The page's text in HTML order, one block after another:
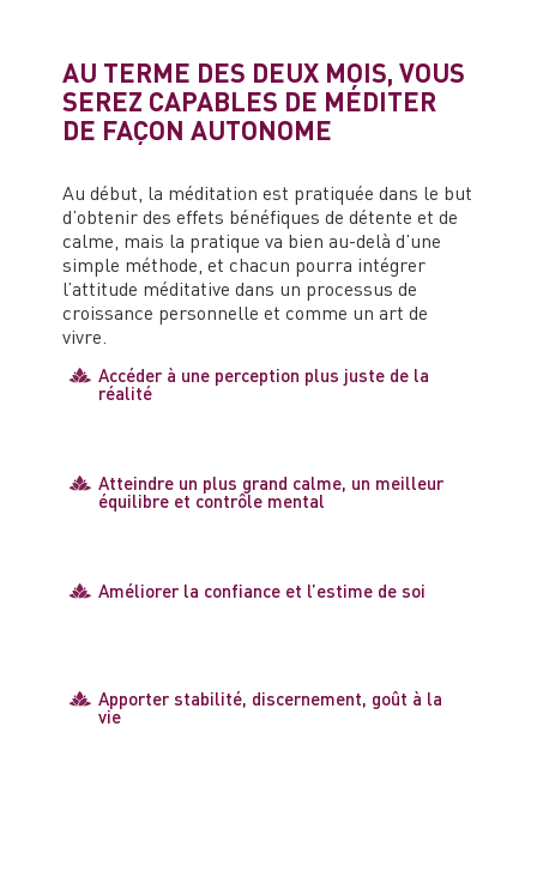
AU TERME DES DEUX MOIS, VOUS
SEREZ CAPABLES DE MÉDITER
DE FAÇON AUTONOME
Au début, la méditation est pratiquée dans le but
d’obtenir des effets bénéfiques de détente et de
calme, mais la pratique va bien au-delà d’une
simple méthode, et chacun pourra intégrer
l’attitude méditative dans un processus de
croissance personnelle et comme un art de
vivre.
Accéder à une perception plus juste de la
réalité
Atteindre un plus grand calme, un meilleur
équilibre et contrôle mental
Améliorer la confiance et l’estime de soi
Apporter stabilité, discernement, goût à la
vie